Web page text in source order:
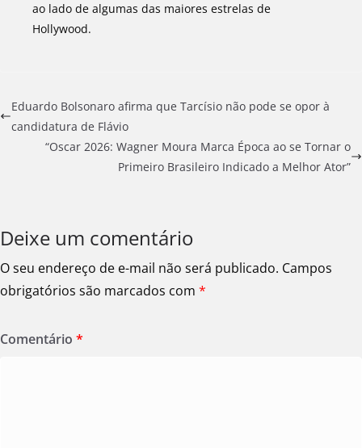
ao lado de algumas das maiores estrelas de
Hollywood.
Eduardo Bolsonaro afirma que Tarcísio não pode se opor à
candidatura de Flávio
“Oscar 2026: Wagner Moura Marca Época ao se Tornar o
Primeiro Brasileiro Indicado a Melhor Ator”
Deixe um comentário
O seu endereço de e-mail não será publicado. Campos
obrigatórios são marcados com *
Comentário *